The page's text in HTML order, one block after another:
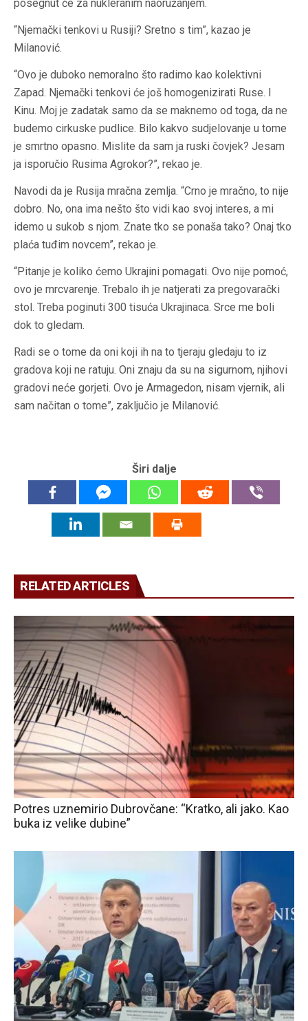
posegnut će za nukleranim naoružanjem.
“Njemački tenkovi u Rusiji? Sretno s tim”, kazao je
Milanović.
“Ovo je duboko nemoralno što radimo kao kolektivni
Zapad. Njemački tenkovi će još homogenizirati Ruse. I
Kinu. Moj je zadatak samo da se maknemo od toga, da ne
budemo cirkuske pudlice. Bilo kakvo sudjelovanje u tome
je smrtno opasno. Mislite da sam ja ruski čovjek? Jesam
ja isporučio Rusima Agrokor?”, rekao je.
Navodi da je Rusija mračna zemlja. “Crno je mračno, to nije
dobro. No, ona ima nešto što vidi kao svoj interes, a mi
idemo u sukob s njom. Znate tko se ponaša tako? Onaj tko
plaća tuđim novcem”, rekao je.
“Pitanje je koliko ćemo Ukrajini pomagati. Ovo nije pomoć,
ovo je mrcvarenje. Trebalo ih je natjerati za pregovarački
stol. Treba poginuti 300 tisuća Ukrajinaca. Srce me boli
dok to gledam.
Radi se o tome da oni koji ih na to tjeraju gledaju to iz
gradova koji ne ratuju. Oni znaju da su na sigurnom, njihovi
gradovi neće gorjeti. Ovo je Armagedon, nisam vjernik, ali
sam načitan o tome”, zaključio je Milanović.
Širi dalje
RELATED ARTICLES
Potres uznemirio Dubrovčane: “Kratko, ali jako. Kao
buka iz velike dubine”